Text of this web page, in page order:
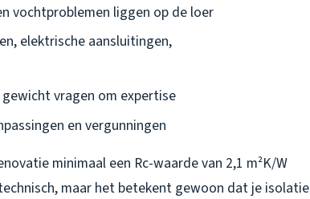
vochtproblemen liggen op de loer
elektrische aansluitingen,
vragen om expertise
en vergunningen
minimaal een Rc-waarde van 2,1 m²K/W
maar het betekent gewoon dat je isolatie